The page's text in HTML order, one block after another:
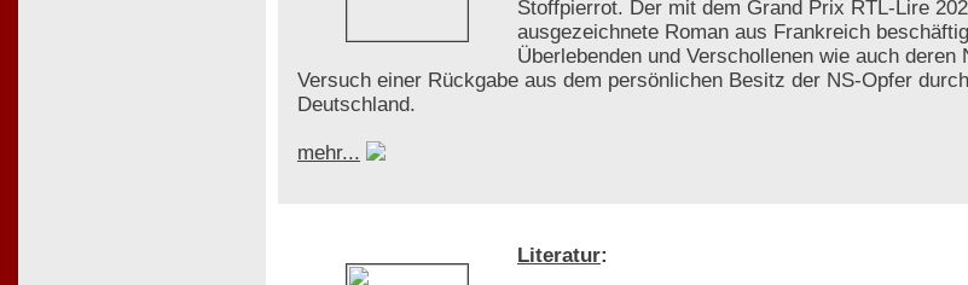
Stoffpierrot. Der mit dem Grand Prix RTL-Lire
ausgezeichnete Roman aus Frankreich
Überlebenden und Verschollenen wie auch deren
Versuch einer Rückgabe aus dem persönlichen Besitz der NS-Opfer
Deutschland.
mehr...
Literatur: